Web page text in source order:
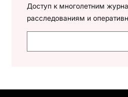
Доступ к многолетним
расследованиям и
о
к